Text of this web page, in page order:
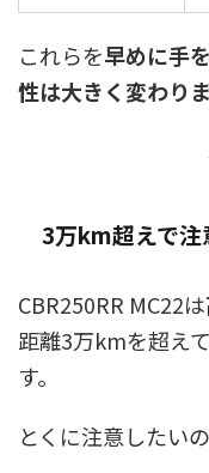
これらを早めに手
性は大きく変わりま
3万km超えで注
CBR250RR MC22は
距離3万kmを超え
す。
とくに注意したい